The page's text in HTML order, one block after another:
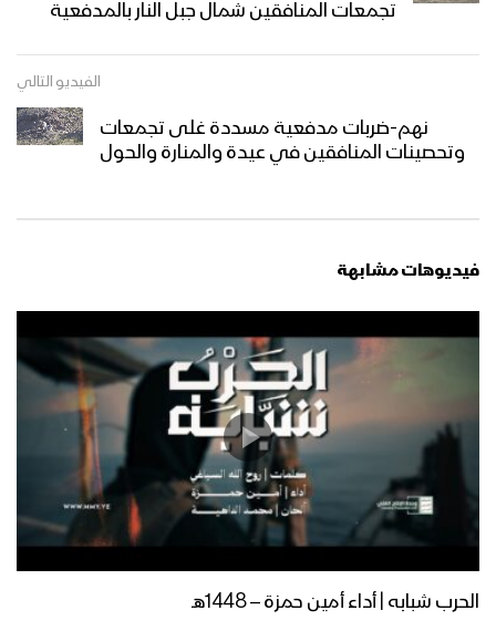
تجمعات المنافقين شمال جبل النار بالمدفعية
الفيديو التالي
نهم-ضربات مدفعية مسددة غلى تجمعات
وتحصينات المنافقين في عيدة والمنارة والحول
فيديوهات مشابهة
الحرب شبابه | أداء أمين حمزة – 1448هـ